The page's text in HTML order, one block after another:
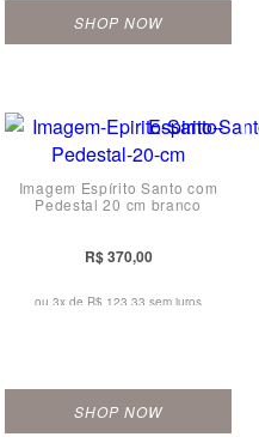
SHOP NOW
Imagem Espírito Santo com
Pedestal 20 cm branco
R$ 370,00
ou 3x de R$ 123,33 sem juros
SHOP NOW